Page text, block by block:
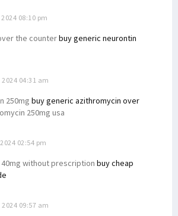
08:10 pm
the counterbuy generic neurontin
04:31 am
250mg buy generic azithromycin over
250mg usa
02:54 pm
without prescription buy cheap
2024 09:57 am